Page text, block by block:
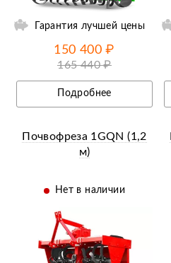
Гарантия лучшей цены
150 400 ₽
165 440 ₽
Подробнее
Почвофреза 1GQN (1,2
м)
Нет в наличии
Ещё 4 фотографии